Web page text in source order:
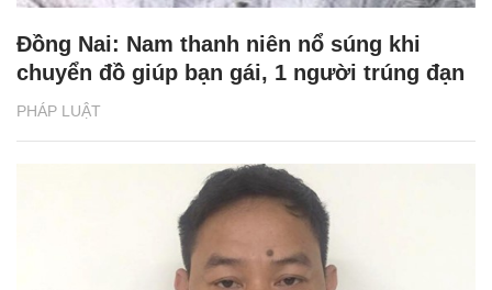
PHÁP LUẬT
Đồng Nai: Nam thanh niên nổ súng khi
chuyển đồ giúp bạn gái, 1 người trúng đạn